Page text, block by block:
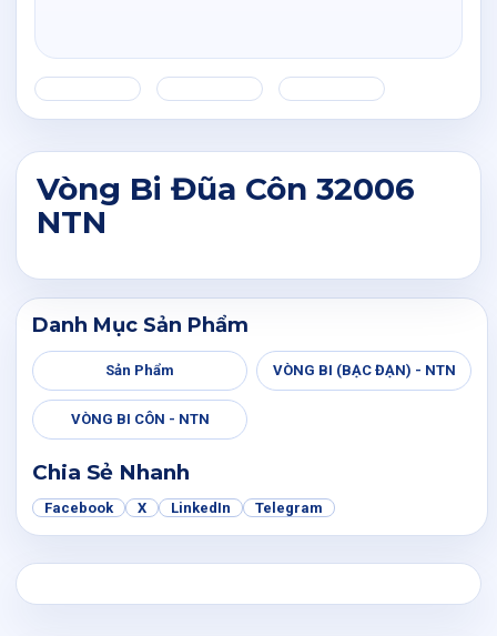
Vòng Bi Đũa Côn 32006
NTN
Danh Mục Sản Phẩm
Sản Phẩm VÒNG BI (BẠC ĐẠN) - NTN
VÒNG BI CÔN - NTN
Chia Sẻ Nhanh
Facebook X LinkedIn Telegram